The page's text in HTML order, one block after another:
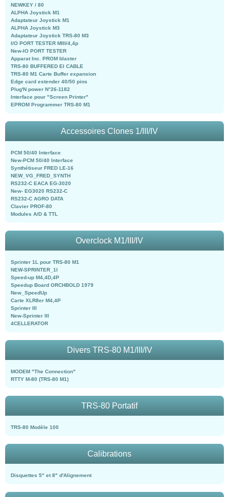
NEWKEY / 80
ALPHA Joystick M1
Adaptateur Joystick M1
ALPHA Joystick M3
Adaptateur Joystick TRS-80 M3
I/O PORT TESTER MIII/4,4p
New-IO PORT TESTER
Apparat Inc. PROM blaster
TRS-80 BUFFERED EI CABLE
TRS-80 M1 Carte Buffer expansion
Edge card estender 40/50 pins
Plug'N power N°26-1182
Interface pour "Screen Printer"
EPROM Programmer TRS-80 M1
Accessoires Clones 1/III/IV
PCM 50/40 Interface
New-PCM 50/40 Interface
Synthétiseur FRED LE-16
NEW_VG_FRED_SYNTH
RS232-C EACA EG-3020
New- EG3020 RS232-C
RS232-C AGRO DATA
Clavier PROF-80
Modules A/D & TTL
Overclock M1/III/IV
Sprinter 1L pour TRS-80 M1
NEW-SPRINTER_1l
Speed-up M4,4D,4P
Speedup Board ORCHBOLD 1979
New_SpeedUp
Carte XLR8er M4,4P
Sprinter III
New-Sprinter III
4CELLERATOR
Divers TRS-80 M1/III/IV
MODEM "The Connection"
RTTY M-80 (TRS-80 M1)
TRS-80 Portatif
TRS-80 Modèle 100
Calibrations
Disquettes 5" et 8" d'Alignement